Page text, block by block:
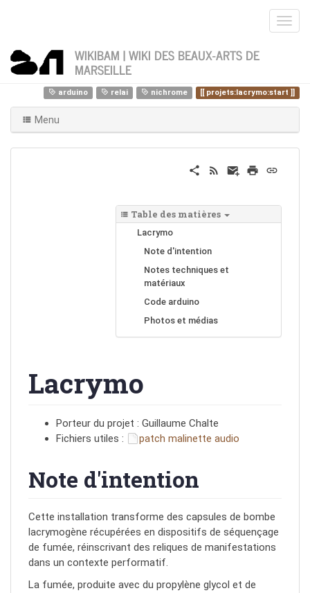
WIKIBAM | WIKI DES BEAUX-ARTS DE
MARSEILLE
Vous êtes ici Homeprojets
arduino relai nichrome projets:lacrymo:start
Menu
Table des matières
Lacrymo
Note d'intention
Notes techniques et
matériaux
Code arduino
Photos et médias
Lacrymo
Porteur du projet : Guillaume Chalte
Fichiers utiles :
patch malinette audio
Note d'intention
Cette installation transforme des capsules de bombe
lacrymogène récupérées en dispositifs de séquençage
de fumée, réinscrivant des reliques de manifestations
dans un contexte performatif.
La fumée, produite avec du propylène glycol et de